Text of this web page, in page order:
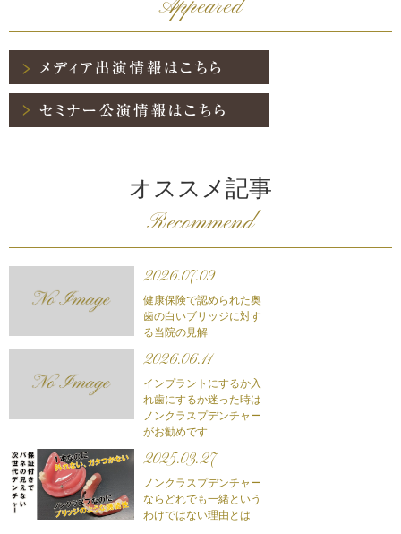
Appeared
オススメ記事
Recommend
2026.07.09
健康保険で認められた奥
歯の白いブリッジに対す
る当院の見解
2026.06.11
インプラントにするか入
れ歯にするか迷った時は
ノンクラスプデンチャー
がお勧めです
2025.03.27
ノンクラスプデンチャー
ならどれでも一緒という
わけではない理由とは